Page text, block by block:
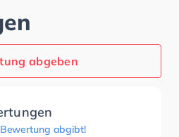
abgeben
abgibt!